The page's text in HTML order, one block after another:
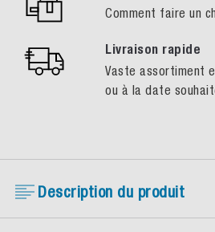
Comment faire un
Livraison rapide
Vaste assortiment
ou à la date
Description du produit